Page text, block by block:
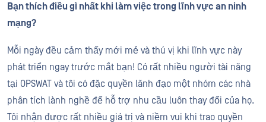
Bạn thích điều gì nhất khi làm việc trong lĩnh vực an ninh
mạng?
Mỗi ngày đều cảm thấy mới mẻ và thú vị khi lĩnh vực này
phát triển ngay trước mắt bạn! Có rất nhiều người tài năng
tại OPSWAT và tôi có đặc quyền lãnh đạo một nhóm các nhà
phân tích lành nghề để hỗ trợ nhu cầu luôn thay đổi của họ.
Tôi nhận được rất nhiều giá trị và niềm vui khi trao quyền